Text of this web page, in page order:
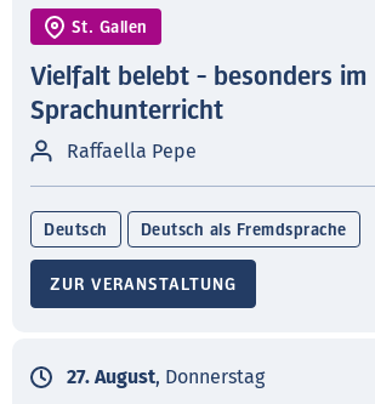
St. Gallen
Vielfalt belebt - besonders im
Sprachunterricht
Raffaella Pepe
Deutsch Deutsch als Fremdsprache
ZUR VERANSTALTUNG
27. August, Donnerstag